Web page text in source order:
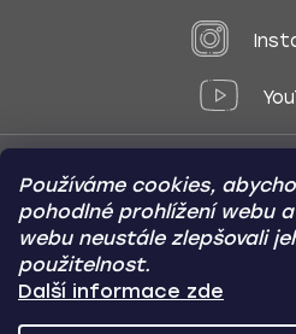
Používáme cookies,
pohodlné prohlížení webu
webu neustále zlepšovali
použitelnost.
Další informace zde
Způsoby
Online